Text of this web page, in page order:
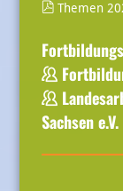
Themen
Sachsen e.V.